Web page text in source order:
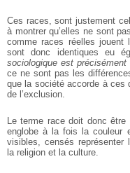
Ces races, sont justement
à montrer qu’elles ne sont
comme races réelles
sont donc identiques eu
sociologique est précisément
ce ne sont pas les
que la société accorde à ces
de l’exclusion.
Le terme race doit donc
englobe à la fois la couleur
visibles, censés représenter
la religion et la culture.